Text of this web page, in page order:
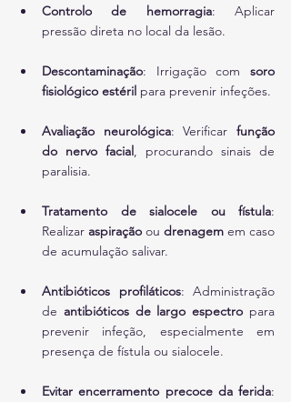
Controlo de hemorragia: Aplicar
pressão direta no local da lesão.
Descontaminação: Irrigação com soro
fisiológico estéril para prevenir infeções.
Avaliação neurológica: Verificar função
do nervo facial, procurando sinais de
paralisia.
Tratamento de sialocele ou fístula:
Realizar aspiração ou drenagem em caso
de acumulação salivar.
Antibióticos profiláticos: Administração
de antibióticos de largo espectro para
prevenir infeção, especialmente em
presença de fístula ou sialocele.
Evitar encerramento precoce da ferida: